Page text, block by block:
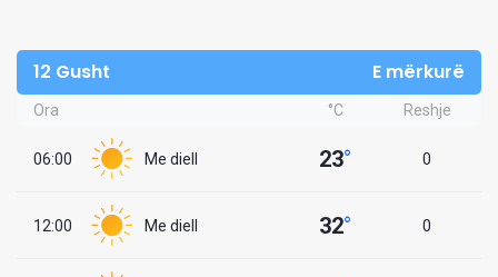
12 Gusht E mërkurë
Ora °C Reshje
06:00 Me diell 23° 0
12:00 Me diell 32° 0